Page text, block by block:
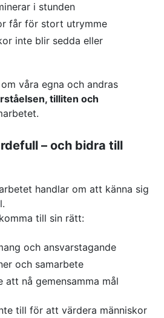
i stunden
får för stort utrymme
inte blir sedda eller
våra egna och andras
tilliten och
– och bidra till
handlar om att känna sig
till sin rätt:
och ansvarstagande
och samarbete
att nå gemensamma mål
till för att värdera människor